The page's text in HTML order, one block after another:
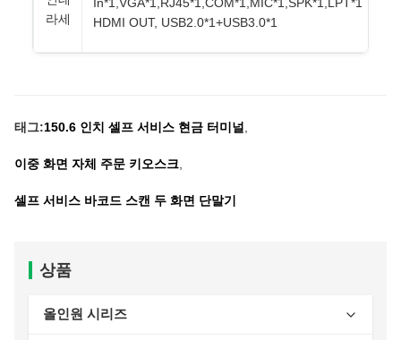
라세
HDMI OUT, USB2.0*1+USB3.0*1
태그:150.6 인치 셀프 서비스 현금 터미널
이중 화면 자체 주문 키오스크
셀프 서비스 바코드 스캔 두 화면 단말기
상품
올인원 시리즈